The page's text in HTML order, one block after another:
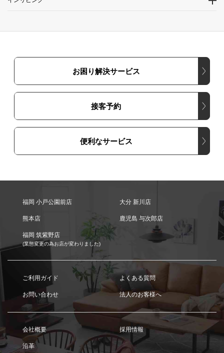
お困り解決サービス
接客予約
便利なサービス
福岡 小戸公園前店 大分 新川店
熊本店 鹿児島 与次郎店
福岡 筑紫野店
(業態変更の為お店が変わりました)
ご利用ガイド よくある質問
お問い合わせ 法人のお客様へ
会社概要 採用情報
沿革